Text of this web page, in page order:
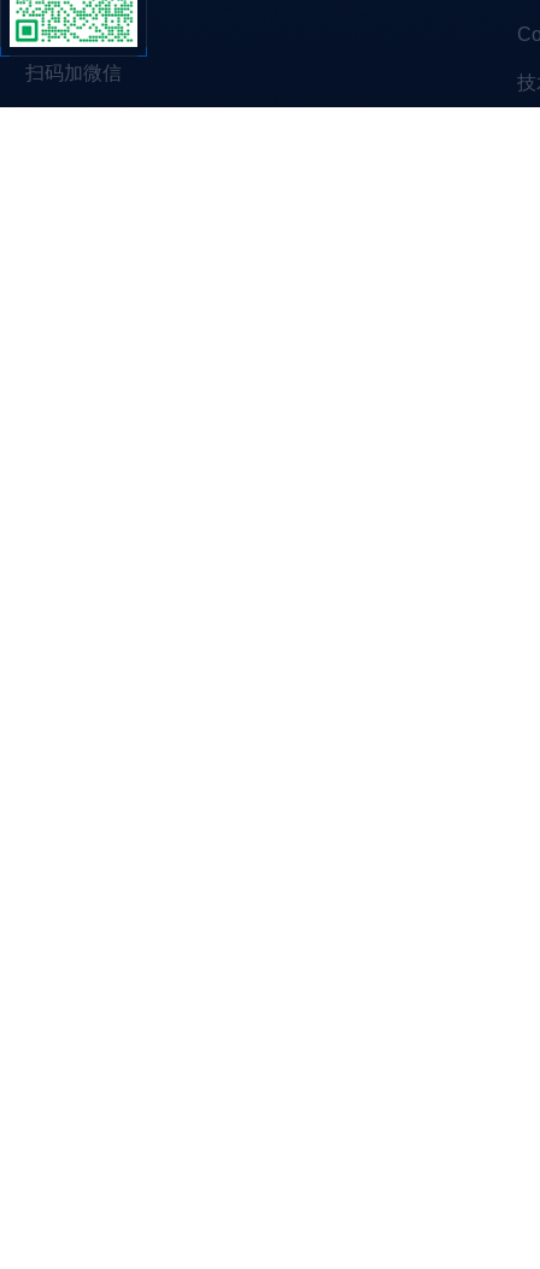
扫码加微信 技